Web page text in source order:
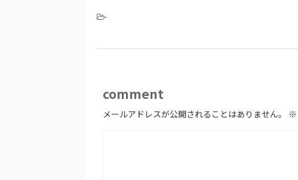
-
comment
メールアドレスが公開されることはありません。 ※